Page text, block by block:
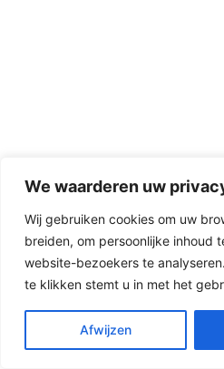
We waarderen uw
Wij gebruiken cookies om uw
breiden, om persoonlijke inhoud
website-bezoekers te
te klikken stemt u in met het
Afwijzen